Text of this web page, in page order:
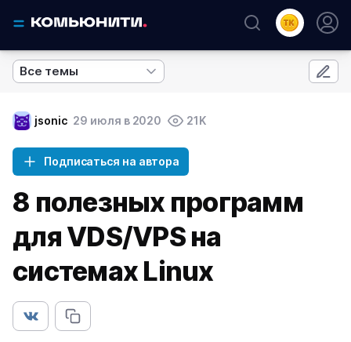
Все темы
jsonic 29 июля в 2020 21K
Подписаться на автора
8 полезных программ
для VDS/VPS на
системах Linux